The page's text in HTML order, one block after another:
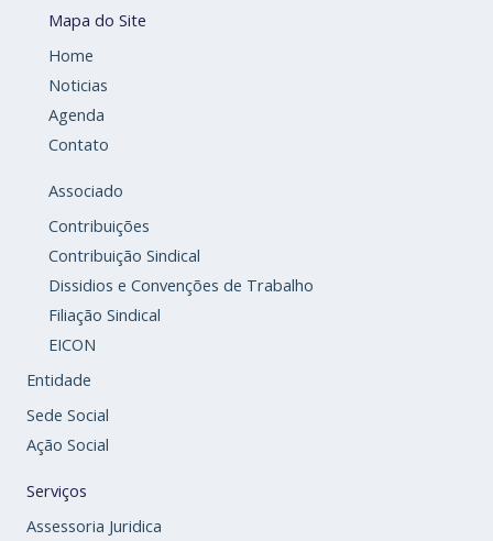
Mapa do Site
Home
Noticias
Agenda
Contato
Associado
Contribuições
Contribuição Sindical
Dissidios e Convenções de Trabalho
Filiação Sindical
EICON
Entidade
Sede Social
Ação Social
Serviços
Assessoria Juridica